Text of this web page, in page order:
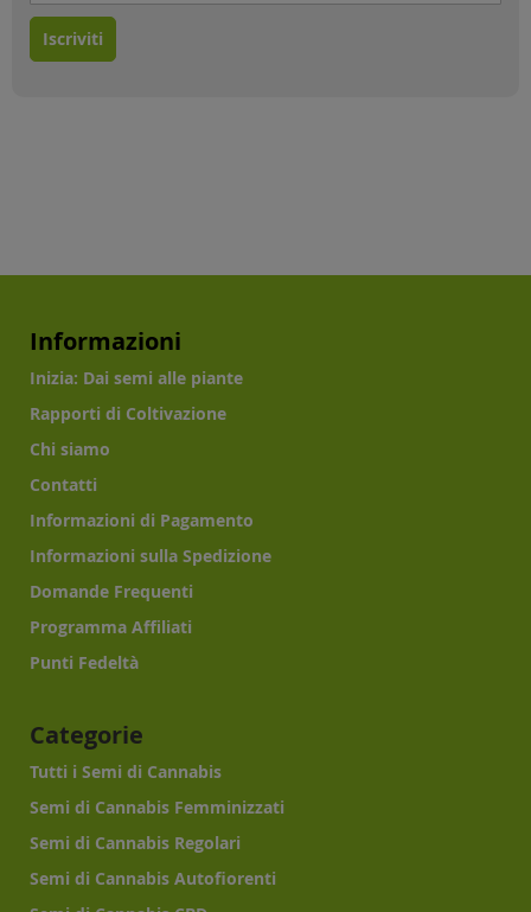
Iscriviti
Informazioni
Inizia: Dai semi alle piante
Rapporti di Coltivazione
Chi siamo
Contatti
Informazioni di Pagamento
Informazioni sulla Spedizione
Domande Frequenti
Programma Affiliati
Punti Fedeltà
Categorie
Tutti i Semi di Cannabis
Semi di Cannabis Femminizzati
Semi di Cannabis Regolari
Semi di Cannabis Autofiorenti